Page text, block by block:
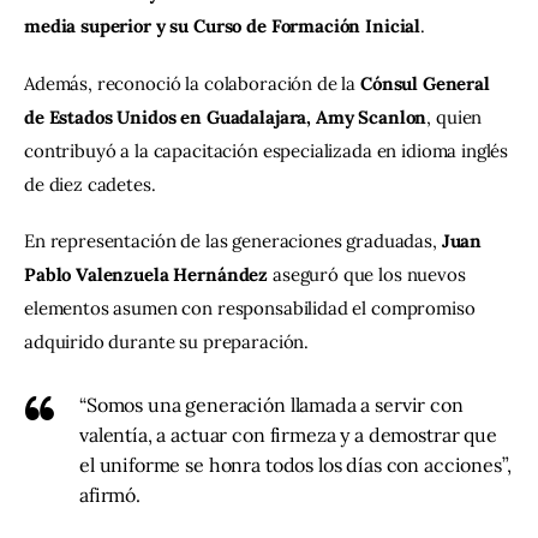
media superior y su Curso de Formación Inicial.
Además, reconoció la colaboración de la Cónsul General
de Estados Unidos en Guadalajara, Amy Scanlon, quien
contribuyó a la capacitación especializada en idioma inglés
de diez cadetes.
En representación de las generaciones graduadas, Juan
Pablo Valenzuela Hernández aseguró que los nuevos
elementos asumen con responsabilidad el compromiso
adquirido durante su preparación.
“Somos una generación llamada a servir con
valentía, a actuar con firmeza y a demostrar que
el uniforme se honra todos los días con acciones”,
afirmó.